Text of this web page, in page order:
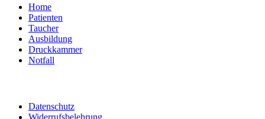
Home
Patienten
Taucher
Ausbildung
Druckkammer
Notfall
Datenschutz